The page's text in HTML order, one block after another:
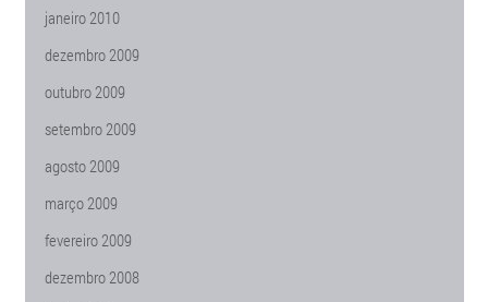
janeiro 2010
dezembro 2009
outubro 2009
setembro 2009
agosto 2009
março 2009
fevereiro 2009
dezembro 2008